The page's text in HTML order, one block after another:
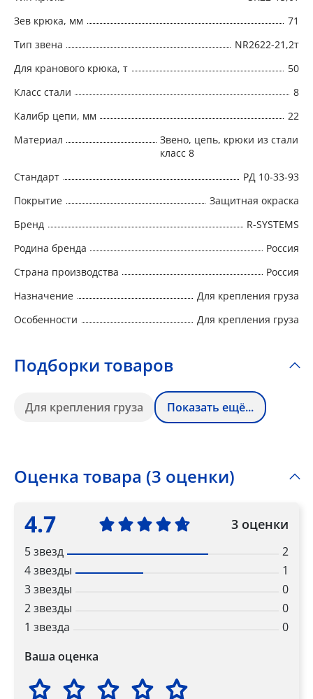
Зев крюка, мм
71
Тип звена
NR2622-21,2т
Для кранового крюка, т
50
Класс стали
8
Калибр цепи, мм
22
Материал
Звено, цепь, крюки из стали
класс 8
Стандарт
РД 10-33-93
Покрытие
Защитная окраска
Бренд
R-SYSTEMS
Родина бренда
Россия
Страна производства
Россия
Назначение
Для крепления груза
Особенности
Для крепления груза
Подборки товаров
Для крепления груза Показать ещё...
Оценка товара (3 оценки)
4.7 3 оценки
5 звезд
2
4 звезды
1
3 звезды
0
2 звезды
0
1 звезда
0
Ваша оценка